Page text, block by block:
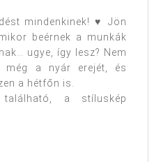
mindenkinek! ♥ Jön
beérnek a munkák
ugye, így lesz? Nem
még a nyár erejét, és
a hétfőn is.
a stíluskép